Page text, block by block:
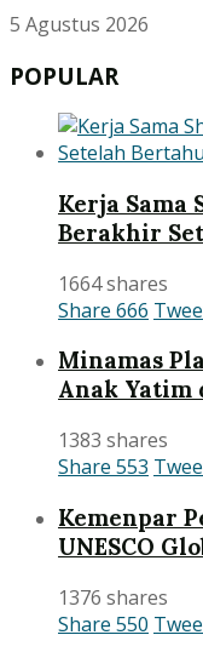
5 Agustus 2026
POPULAR
Kerja Sama
Berakhir
1664 shares
Share 666
Minamas
Anak Yatim
1383 shares
Share 553
Kemenpar
UNESCO
1376 shares
Share 550